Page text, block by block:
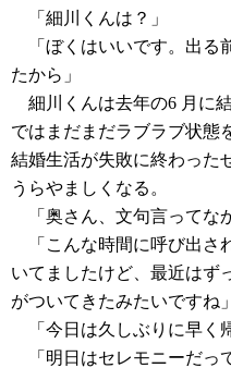
「細川くんは？」
「ぼくはいいです。出る
たから」
細川くんは去年の6 月に
ではまだまだラブラブ状態
結婚生活が失敗に終わった
うらやましくなる。
「奥さん、文句言ってな
「こんな時間に呼び出さ
いてましたけど、最近はず
がついてきたみたいですね」
「今日は久しぶりに早く
「明日はセレモニーだっ